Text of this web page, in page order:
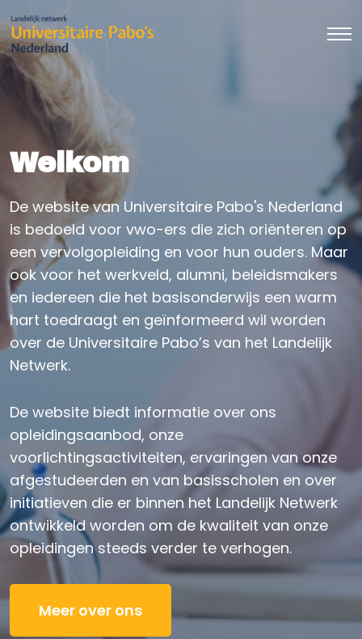
Welkom
De website van Universitaire Pabo's Nederland
is bedoeld voor vwo-ers die zich oriënteren op
een vervolgopleiding en voor hun ouders. Maar
ook voor het werkveld, alumni, beleidsmakers
en iedereen die het basisonderwijs een warm
hart toedraagt en geïnformeerd wil worden
over de Universitaire Pabo’s van het Landelijk
Netwerk.
De website biedt informatie over ons
opleidingsaanbod, onze
voorlichtingsactiviteiten, ervaringen van onze
afgestudeerden en van basisscholen en over
initiatieven die er binnen het Landelijk Netwerk
ontwikkeld worden om de kwaliteit van onze
opleidingen steeds verder te verhogen.
Meer over ons